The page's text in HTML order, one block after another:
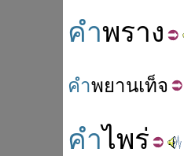
คำพราง
คำพยานเท็จ
คำไพร่